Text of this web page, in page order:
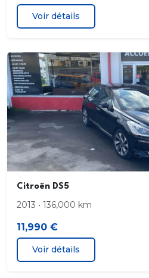
Coques de rétroviseurs
Enjoliveurs 16" Twirl avec
Essuievitre AV automatique
Essuievitre AV Magic Wash
Feux diurnes à LED
Garnissage Tissu Mica Green
Kit de dépannage provisoire
Kit mains libres Bluetooth et
Voir détails
Citroën DS5
2013 • 136,000 km
11,990 €
Voir détails